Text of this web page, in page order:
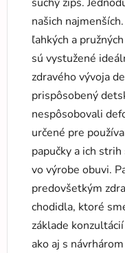
našich
ľahkých a
sú vystužené
zdravého vývoja
prispôsobený
nespôsobovali
určené pre
papučky a ich
vo výrobe obuvi.
predovšetkým
chodidla, ktoré
základe
ako aj s